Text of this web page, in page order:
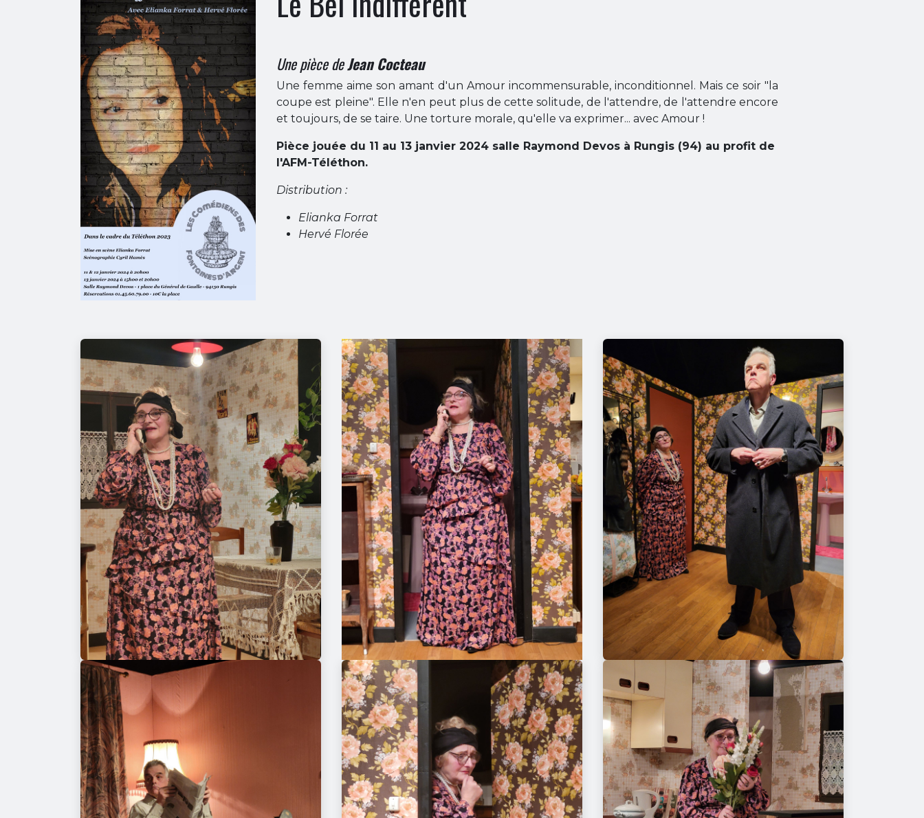
Une pièce deJean Cocteau
Une femme aime son amant d'un Amour incommensurable, inconditionnel. Mais ce soir "la
coupe est pleine". Elle n'en peut plus de cette solitude, de l'attendre, de l'attendre encore
et toujours, de se taire. Une torture morale, qu'elle va exprimer... avec Amour !
Pièce jouée du 11 au 13 janvier 2024 salle Raymond Devos à Rungis (94) au profit de
l'AFM-Téléthon.
Distribution :
Elianka Forrat
Hervé Florée